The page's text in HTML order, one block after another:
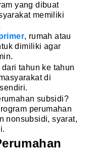
yang dibuat
memiliki
, rumah atau
dimiliki agar
tahun ke tahun
di
subsidi?
perumahan
nonsubsidi, syarat,